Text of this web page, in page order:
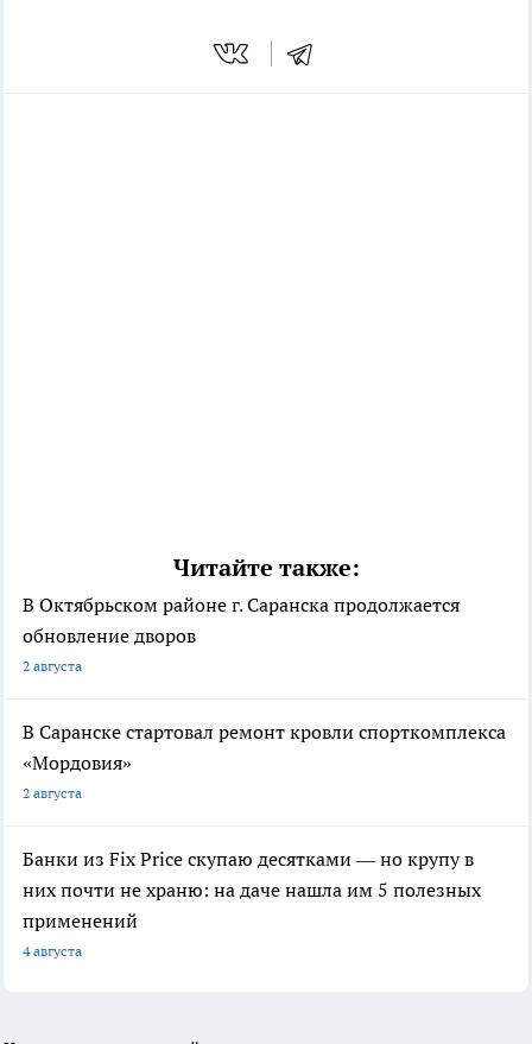
Читайте также:
В Октябрьском районе г. Саранска продолжается
обновление дворов
2 августа
В Саранске стартовал ремонт кровли спорткомплекса
«Мордовия»
2 августа
Банки из Fix Price скупаю десятками — но крупу в
них почти не храню: на даче нашла им 5 полезных
применений
4 августа